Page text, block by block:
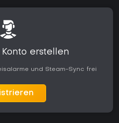
Konto erstellen
und Steam-Sync frei